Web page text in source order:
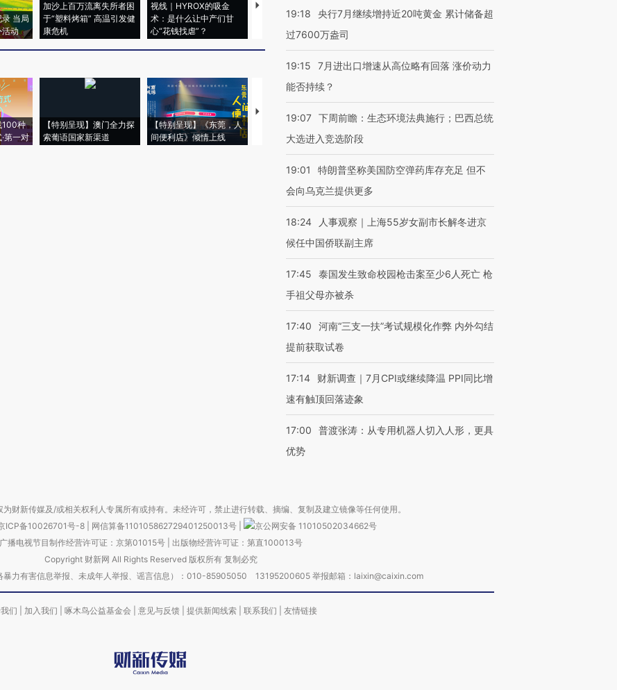
当局
活动
加沙上百万流离失所者困
于“塑料烤箱” 高温引发健
康危机
视线｜HYROX的吸金
术：是什么让中产们甘
心“花钱找虐”？
马航飞行员跨国走私7万
粒摇头丸 尿检体内含3种
度Z世代 用街头抗争将教
机”？难民潮撕裂西班牙
100种
第一对
【特别呈现】澳门全力探
索葡语国家新渠道
【特别呈现】《东莞，人
间便利店》倾情上线
【推广】走进第四届链博
会，让数智科技“链”接产
【特别呈现】寻找100种
【商旅对话】华住集团
CFO：不靠规模取胜，华
19:18
央行7月继续增持近20吨黄金 累计储备超
过7600万盎司
19:15
7月进出口增速从高位略有回落 涨价动力
能否持续？
19:07 下周前瞻：生态环境法典施行；巴西总统
大选进入竞选阶段
19:01
特朗普坚称美国防空弹药库存充足 但不
会向乌克兰提供更多
18:24
人事观察｜上海55岁女副市长解冬进京
候任中国侨联副主席
17:45
泰国发生致命校园枪击案至少6人死亡 枪
手祖父母亦被杀
17:40
河南“三支一扶”考试规模化作弊 内外勾结
提前获取试卷
17:14
财新调查｜7月CPI或继续降温 PPI同比增
速有触顶回落迹象
17:00
普渡张涛：从专用机器人切入人形，更具
优势
财新传媒及/或相关权利人专属所有或持有。未经许可，禁止进行转载、摘编、复制及建立镜像等任何使用。
ICP备10026701号-8 网信算备110105862729401250013号
京公网安备 11010502034662号
广播电视节目制作经营许可证：京第01015号| 出版物经营许可证：第直100013号
Copyright 财新网 All Rights Reserved 版权所有 复制必究
暴力有害信息举报、未成年人举报、谣言信息）：010-85905050 13195200605 举报邮箱：laixin@caixin.com
们 加入我们 啄木鸟公益基金会 意见与反馈 提供新闻线索 联系我们 友情链接